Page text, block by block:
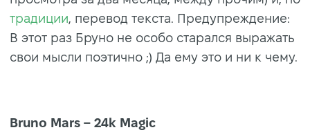
традиции, перевод текста. Предупреждение:
В этот раз Бруно не особо старался выражать
свои мысли поэтично ;) Да ему это и ни к чему.
Bruno Mars – 24k Magic